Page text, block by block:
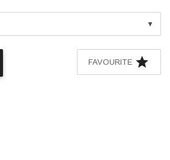
▼
FAVOURITE